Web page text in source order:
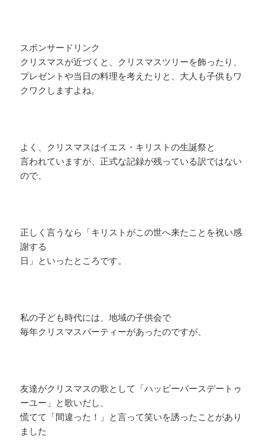
スポンサードリンク
クリスマスが近づくと、クリスマスツリーを飾ったり、
プレゼントや当日の料理を考えたりと、大人も子供もワ
クワクしますよね。
よく、クリスマスはイエス・キリストの生誕祭と
言われていますが、正式な記録が残っている訳ではない
ので、
正しく言うなら「キリストがこの世へ来たことを祝い感
謝する
日」といったところです。
私の子ども時代には、地域の子供会で
毎年クリスマスパーティーがあったのですが、
友達がクリスマスの歌として「ハッピーバースデートゥ
ーユー」と歌いだし、
慌てて「間違った！」と言って笑いを誘ったことがあり
ました